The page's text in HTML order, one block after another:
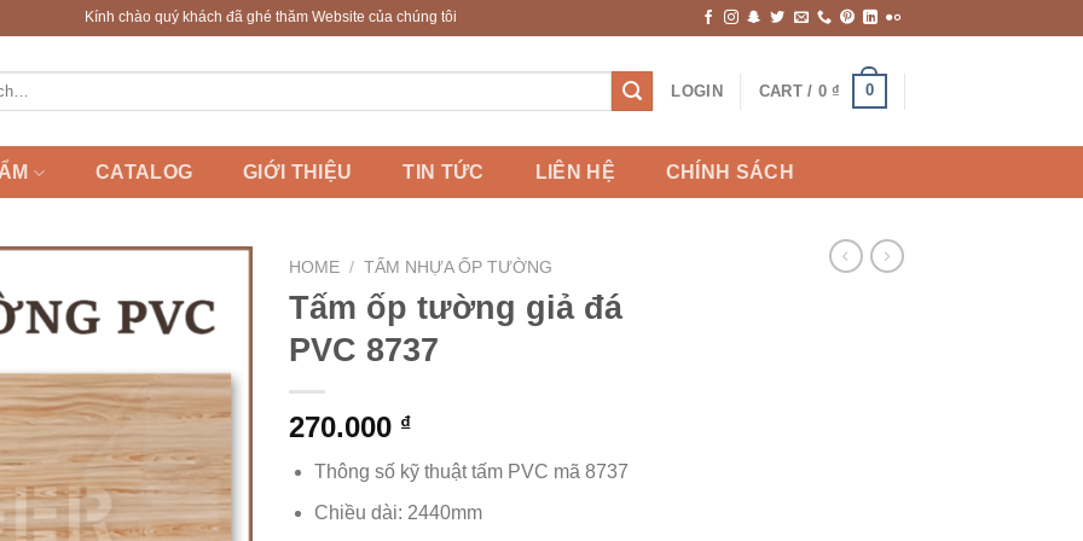
Kính chào quý khách đã ghé thăm Website của chúng tôi
LOGIN CART / 0 ₫ 0
CATALOG GIỚI THIỆU TIN TỨC LIÊN HỆ CHÍNH SÁCH
HOME / TẤM NHỰA ỐP TƯỜNG
Tấm ốp tường giả đá
PVC 8737
270.000 ₫
Thông số kỹ thuật tấm PVC mã 8737
Chiều dài: 2440mm